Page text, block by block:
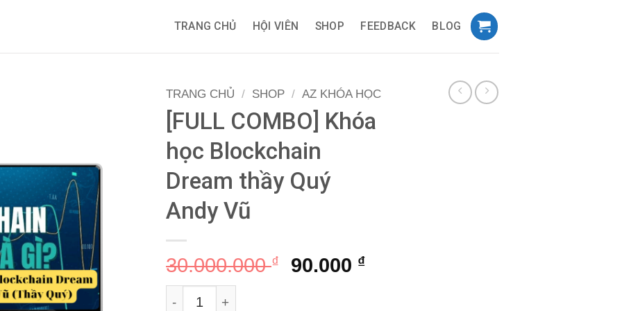
TRANG CHỦ HỘI VIÊN SHOP FEEDBACK BLOG
TRANG CHỦ / SHOP / AZ KHÓA HỌC
[FULL COMBO] Khóa
học Blockchain
Dream thầy Quý
Andy Vũ
30.000.000₫
Giá
90.000 ₫Giá
[FULL COMBO] Khóa học Blockchain Dream thầy Quý Andy Vũ số lượng